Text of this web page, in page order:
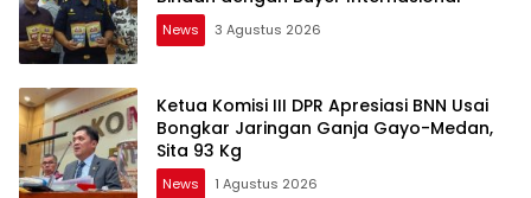
News 3 Agustus 2026
Ketua Komisi III DPR Apresiasi BNN Usai
Bongkar Jaringan Ganja Gayo-Medan,
Sita 93 Kg
News 1 Agustus 2026